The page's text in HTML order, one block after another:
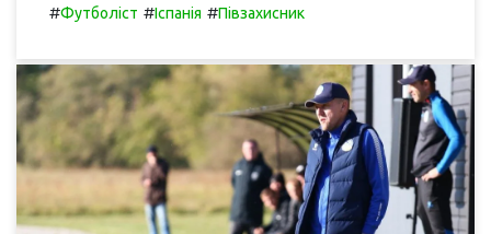
#Футболіст #Іспанія #Півзахисник